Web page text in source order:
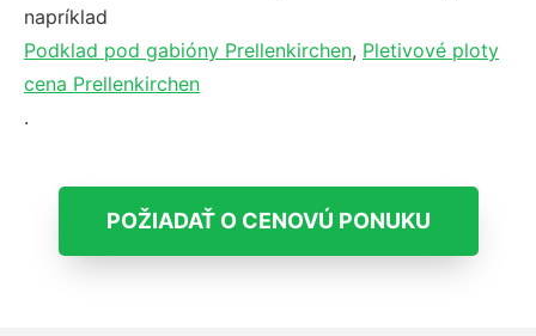
napríklad
Podklad pod gabióny Prellenkirchen, Pletivové ploty
cena Prellenkirchen
.
POŽIADAŤ O CENOVÚ PONUKU